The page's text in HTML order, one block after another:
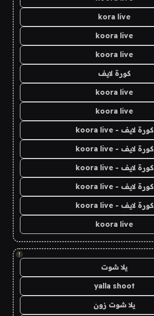
kora live
koora live
koora live
كورة لايف
koora live
koora live
كورة لايف - koora live
كورة لايف - koora live
كورة لايف - koora live
كورة لايف - koora live
كورة لايف - koora live
koora live
!
يلا شوت
yalla shoot
يلا شوت زون